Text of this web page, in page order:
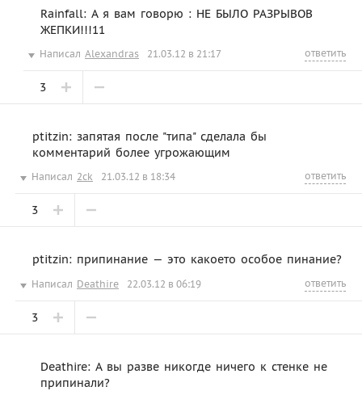
Rainfall: А я вам говорю : НЕ БЫЛО РАЗРЫВОВ
ЖЕПКИ!!!11
Написал Alexandras 21.03.12 в 21:17 ответить
3
ptitzin: запятая после "типа" сделала бы
комментарий более угрожающим
Написал 2ck 21.03.12 в 18:34 ответить
3
ptitzin: припинание — это какоето особое пинание?
Написал Deathire 22.03.12 в 06:19 ответить
3
Deathire: А вы разве никогде ничего к стенке не
припинали?